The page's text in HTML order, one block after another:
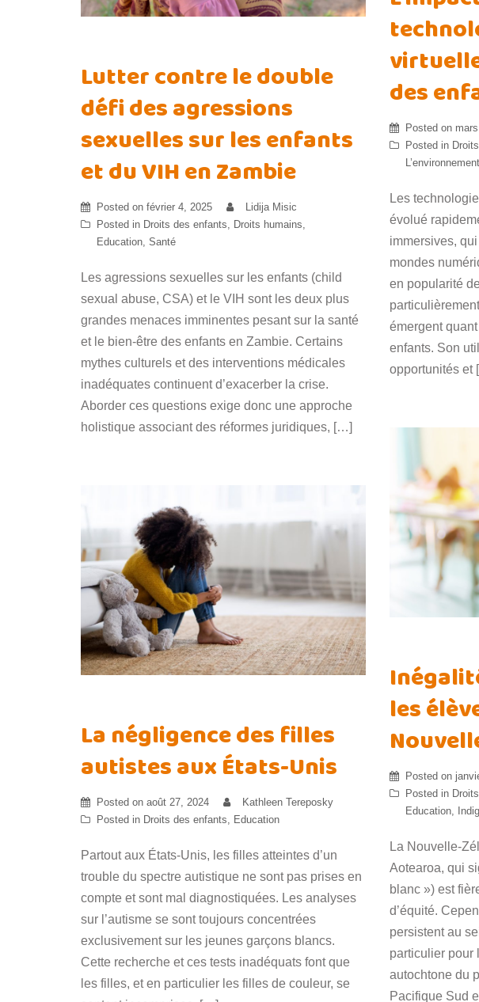
des
Posted on
Posted in
Les
évolué
immersives,
mondes
en popularité
émergent
enfants. Son
opportunités et
Lutter contre le double
défi des agressions
sexuelles sur les enfants
et du VIH en Zambie
Posted on février 4, 2025
Lidija Misic
Posted in Droits des enfants, Droits humains,
Education, Santé
Les agressions sexuelles sur les enfants (child
sexual abuse, CSA) et le VIH sont les deux plus
grandes menaces imminentes pesant sur la santé
et le bien-être des enfants en Zambie. Certains
mythes culturels et des interventions médicales
inadéquates continuent d’exacerber la crise.
Aborder ces questions exige donc une approche
holistique associant des réformes juridiques, […]
les
Posted on
Posted in
Education
La Nouvelle-
Aotearoa, qui
blanc ») est
d’équité.
persistent au
particulier pour
autochtone du
Pacifique Sud
La négligence des filles
autistes aux États-Unis
Posted on août 27, 2024
Kathleen Tereposky
Posted in Droits des enfants, Education
Partout aux États-Unis, les filles atteintes d’un
trouble du spectre autistique ne sont pas prises en
compte et sont mal diagnostiquées. Les analyses
sur l’autisme se sont toujours concentrées
exclusivement sur les jeunes garçons blancs.
Cette recherche et ces tests inadéquats font que
les filles, et en particulier les filles de couleur, se